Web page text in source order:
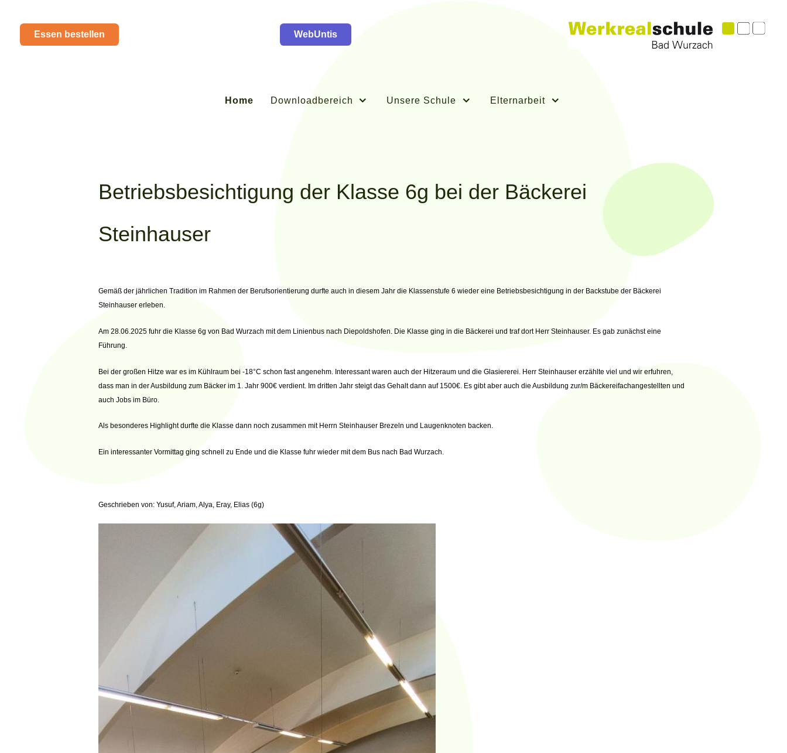
Essen bestellen WebUntis
Home Downloadbereich Unsere Schule Elternarbeit
Betriebsbesichtigung der Klasse 6g bei der Bäckerei
Steinhauser
Gemäß der jährlichen Tradition im Rahmen der Berufsorientierung durfte auch in diesem Jahr die Klassenstufe 6 wieder eine Betriebsbesichtigung in der Backstube der Bäckerei
Steinhauser erleben.
Am 28.06.2025 fuhr die Klasse 6g von Bad Wurzach mit dem Linienbus nach Diepoldshofen. Die Klasse ging in die Bäckerei und traf dort Herr Steinhauser. Es gab zunächst eine
Führung.
Bei der großen Hitze war es im Kühlraum bei -18°C schon fast angenehm. Interessant waren auch der Hitzeraum und die Glasiererei. Herr Steinhauser erzählte viel und wir erfuhren,
dass man in der Ausbildung zum Bäcker im 1. Jahr 900€ verdient. Im dritten Jahr steigt das Gehalt dann auf 1500€. Es gibt aber auch die Ausbildung zur/m Bäckereifachangestellten und
auch Jobs im Büro.
Als besonderes Highlight durfte die Klasse dann noch zusammen mit Herrn Steinhauser Brezeln und Laugenknoten backen.
Ein interessanter Vormittag ging schnell zu Ende und die Klasse fuhr wieder mit dem Bus nach Bad Wurzach.
Geschrieben von: Yusuf, Ariam, Alya, Eray, Elias (6g)